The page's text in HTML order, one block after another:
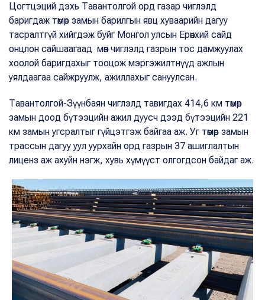
Цогтцэций дэхь Тавантолгой орд газар чиглэлд
баригдаж төмөр замын барилгын явц хуваарийн дагуу
тасралтгүй хийгдэж буйг Монгол улсын Ерөнхий сайд
онцлон сайшаагаад мөн чиглэлд газрын тос дамжуулах
хоолой баригдахыг тооцож мэргэжилтнүүд ажлын
уялдаагаа сайжруулж, ажиллахыг сануулсан.
Тавантолгой-Зүүнбаян чиглэлд тавигдах 414,6 км төмөр
замын доод бүтээцийн ажил дуусч дээд бүтээцийн 221
км замын угсралтыг гүйцэтгэж байгаа аж. Уг төмөр замын
трассын дагуу уул уурхайн орд газрын 37 ашиглалтын
лиценз аж ахуйн нэгж, хувь хүмүүст олгогдсон байдаг аж.